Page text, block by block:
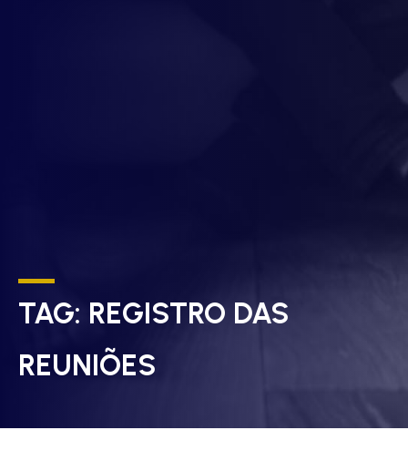
TAG: REGISTRO DAS
REUNIÕES